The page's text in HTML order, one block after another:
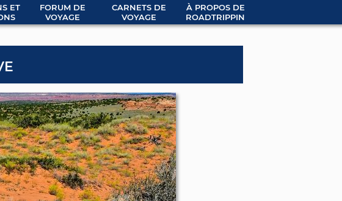
ET
FORUM DE
VOYAGE
CARNETS DE
VOYAGE
À PROPOS DE
ROADTRIPPIN